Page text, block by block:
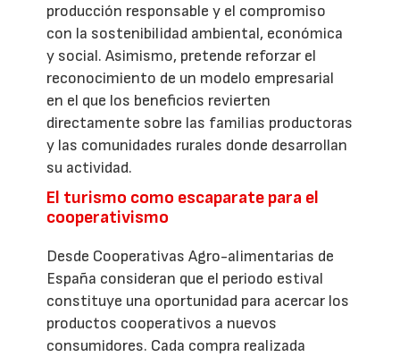
producción responsable y el compromiso
con la sostenibilidad ambiental, económica
y social. Asimismo, pretende reforzar el
reconocimiento de un modelo empresarial
en el que los beneficios revierten
directamente sobre las familias productoras
y las comunidades rurales donde desarrollan
su actividad.
El turismo como escaparate para el
cooperativismo
Desde Cooperativas Agro-alimentarias de
España consideran que el periodo estival
constituye una oportunidad para acercar los
productos cooperativos a nuevos
consumidores. Cada compra realizada